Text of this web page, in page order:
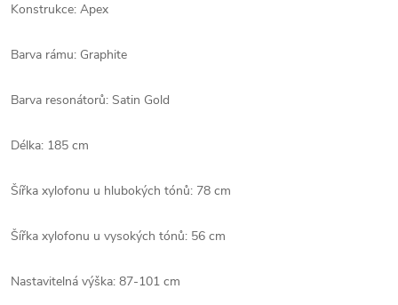
Konstrukce: Apex
Barva rámu: Graphite
Barva resonátorů: Satin Gold
Délka: 185 cm
Šířka xylofonu u hlubokých tónů: 78 cm
Šířka xylofonu u vysokých tónů: 56 cm
Nastavitelná výška: 87-101 cm